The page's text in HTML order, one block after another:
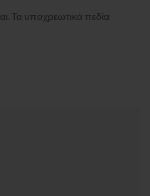
Τα υποχρεωτικά πεδία